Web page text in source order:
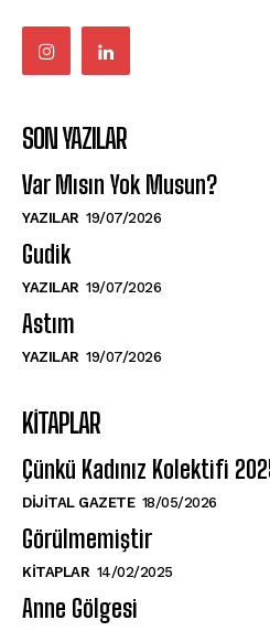
SON YAZILAR
Var Mısın Yok Musun?
YAZILAR 19/07/2026
Gudik
YAZILAR 19/07/2026
Astım
YAZILAR 19/07/2026
KITAPLAR
Çünkü Kadınız Kolektifi
DIJITAL GAZETE 18/05/2026
Görülmemiştir
KITAPLAR 14/02/2025
Anne Gölgesi